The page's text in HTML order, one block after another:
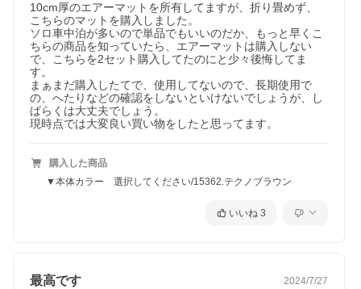
10cm厚のエアーマットを所有してますが、折り畳めず、
こちらのマットを購入しました。
ソロ車中泊が多いので単品でもいいのだか、もっと早くこ
ちらの商品を知っていたら、エアーマットは購入しない
で、こちらを2セット購入してたのにと少々後悔してま
す。
まぁまだ購入したてで、使用してないので、長期使用で
の、へたりなどの確認をしないといけないでしょうが、し
ばらくは大丈夫でしょう。
現時点では大変良い買い物をしたと思ってます。
購入した商品
▼本体カラー 選択してください/15362.テクノブラウン
いいね 3
最高です 2024/7/27